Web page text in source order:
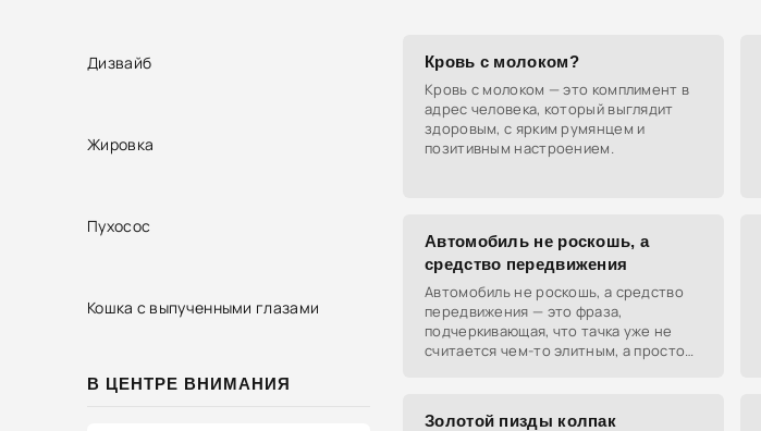
Дизвайб
Жировка
Пухосос
Кошка с выпученными глазами
В ЦЕНТРЕ ВНИМАНИЯ
Кровь с молоком?
Кровь с молоком — это комплимент в
адрес человека, который выглядит
здоровым, с ярким румянцем и
позитивным настроением.
Автомобиль не роскошь, а
средство передвижения
Автомобиль не роскошь, а средство
передвижения — это фраза,
подчеркивающая, что тачка уже не
считается чем-то элитным, а просто
Золотой пизды колпак